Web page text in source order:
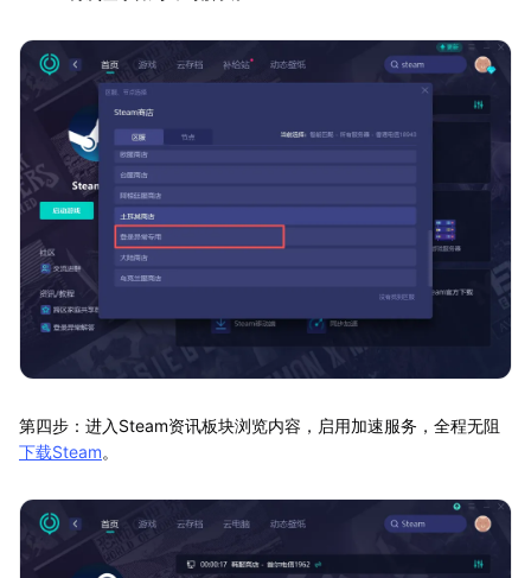
第四步：进入Steam资讯板块浏览内容，启用加速服务，全程无阻
下载Steam。